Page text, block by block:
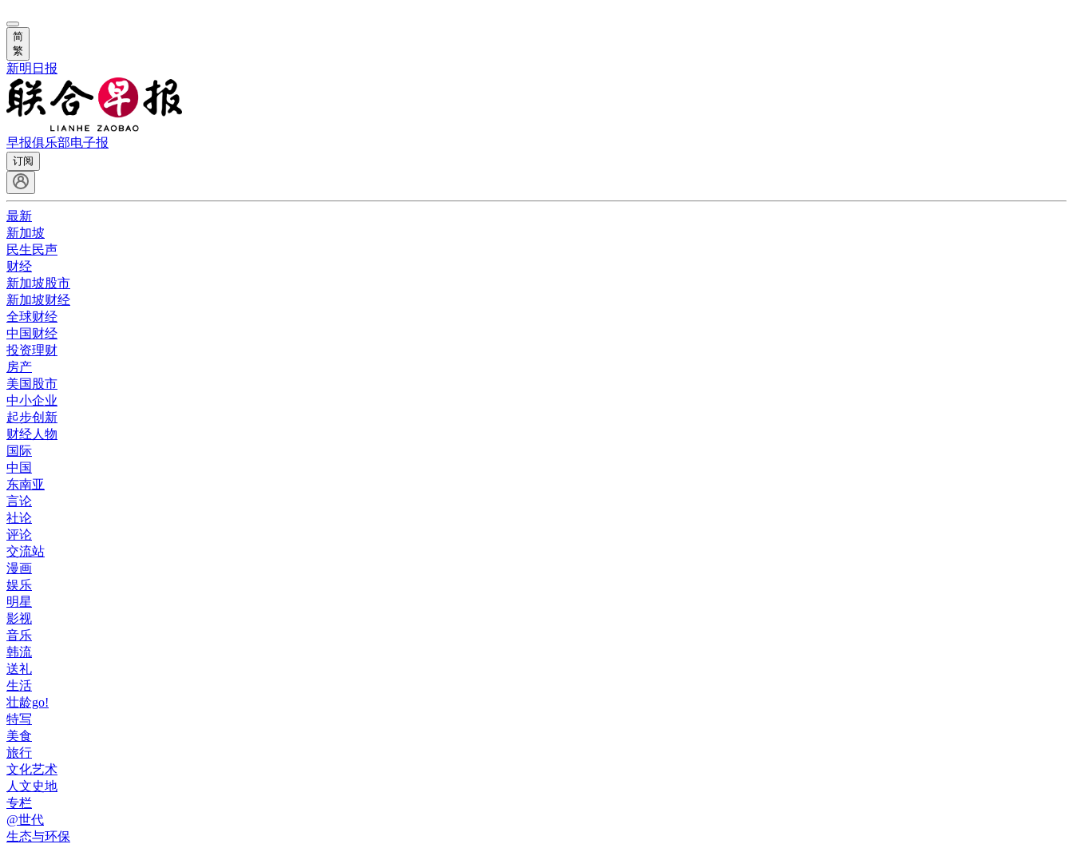
简
繁
新明日报
早报俱乐部电子报
订阅
最新
新加坡
民生民声
财经
新加坡股市
新加坡财经
全球财经
中国财经
投资理财
房产
美国股市
中小企业
起步创新
财经人物
国际
中国
东南亚
言论
社论
评论
交流站
漫画
娱乐
明星
影视
音乐
韩流
送礼
生活
壮龄go!
特写
美食
旅行
文化艺术
人文史地
专栏
@世代
生态与环保